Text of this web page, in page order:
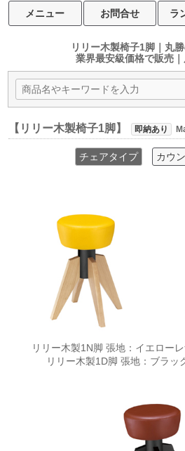
メニュー お問合せ ラ
リリー木製椅子1脚｜丸
業界最安級価格で販売
【リリー木製椅子1脚】 即納あり
チェアタイプ カウ
リリー木製1N脚 張地：イエロ
リリー木製1D脚 張地：ブラッ